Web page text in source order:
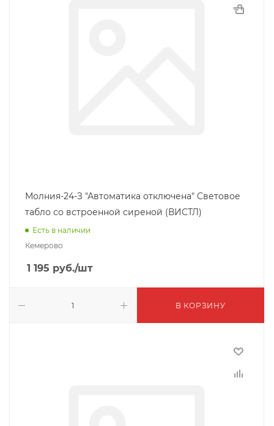
Молния-24-З "Автоматика отключена" Световое
табло со встроенной сиреной (ВИСТЛ)
Есть в наличии
Кемерово
1 195 руб./шт
В КОРЗИНУ